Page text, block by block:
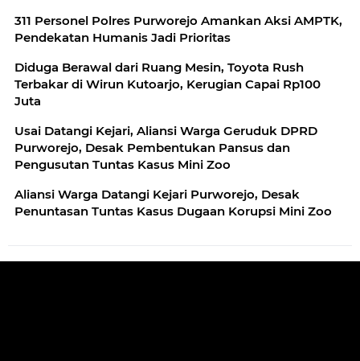
311 Personel Polres Purworejo Amankan Aksi AMPTK,
Pendekatan Humanis Jadi Prioritas
Diduga Berawal dari Ruang Mesin, Toyota Rush
Terbakar di Wirun Kutoarjo, Kerugian Capai Rp100
Juta
Usai Datangi Kejari, Aliansi Warga Geruduk DPRD
Purworejo, Desak Pembentukan Pansus dan
Pengusutan Tuntas Kasus Mini Zoo
Aliansi Warga Datangi Kejari Purworejo, Desak
Penuntasan Tuntas Kasus Dugaan Korupsi Mini Zoo